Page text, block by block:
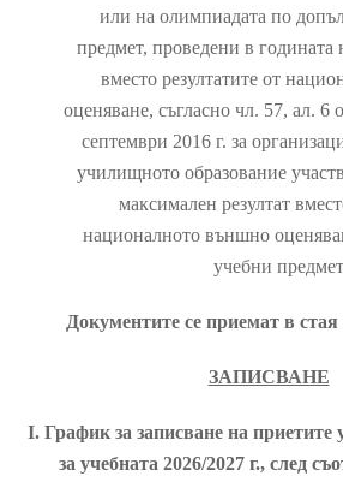
или на олимпиадата по
предмет, проведени в годината
вместо резултатите от
оценяване, съгласно чл. 57, ал. 6
септември 2016 г. за
училищното образование
максимален резултат
националното външно
учебни
Документите се приемат в
ЗАПИСВАНЕ
І. График за записване на приетите
за учебната 2026/2027 г., след